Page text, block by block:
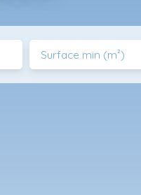
Surface min (m²)